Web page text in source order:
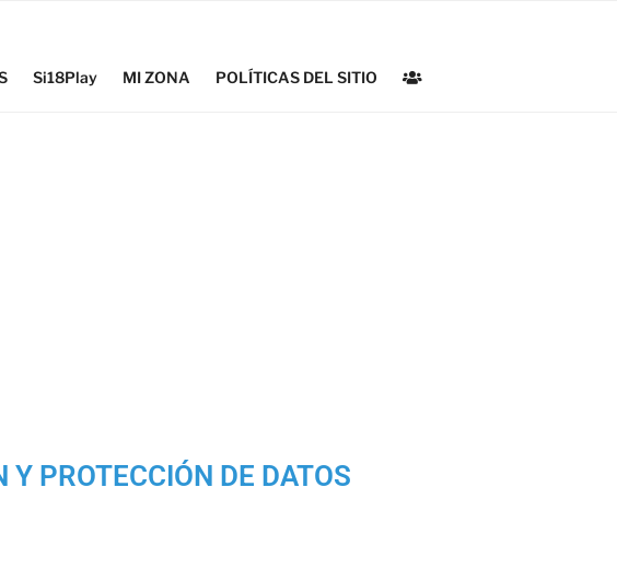
Si18Play MI ZONA POLÍTICAS DEL SITIO
PROTECCIÓN DE DATOS